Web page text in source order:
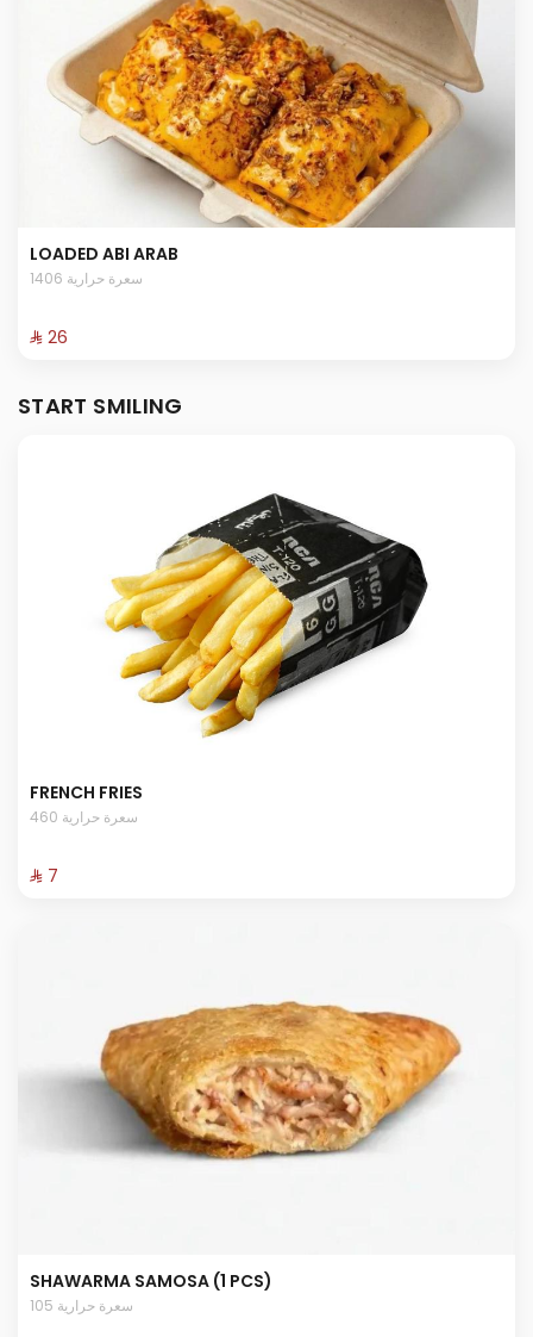
LOADED ABI ARAB
1406 سعرة حرارية
⁨⁦‪‬ 26⁩
START SMILING
FRENCH FRIES
460 سعرة حرارية
⁨⁦‪‬ 7⁩
SHAWARMA SAMOSA (1 PCS)
105 سعرة حرارية